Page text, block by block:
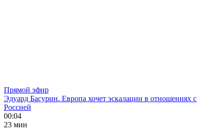
Прямой эфир
Эдуард Басурин. Европа хочет эскалации в отношениях с
Россией
00:04
23 мин